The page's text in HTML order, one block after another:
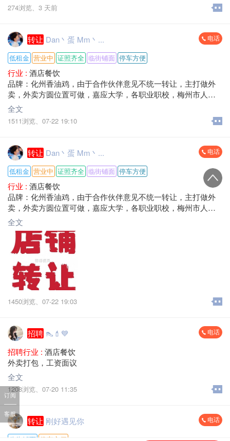
274浏览、 3 天前
转让 Dan丶蛋 Mm丶... 电话
低租金 营业中 证照齐全 临街铺面 停车方便
行业 : 酒店餐饮
品牌：化州香油鸡，由于合作伙伴意见不统一转让，主打做外
卖，外卖方圆位置可做，嘉应大学，各职业职校，梅州市人民
医院，每天单量100-200单，营业额1500-3000+，租金低，转让
费面议，接手就可营业。
地址：梅州市梅江区八一大道大浪口。
全文
1511浏览、 07-22 19:10
转让 Dan丶蛋 Mm丶... 电话
低租金 营业中 证照齐全 临街铺面 停车方便
行业 : 酒店餐饮
品牌：化州香油鸡，由于合作伙伴意见不统一转让，主打做外
卖，外卖方圆位置可做，嘉应大学，各职业职校，梅州市人民
医院，每天单量100-200单，营业额1500-3000+，租金低，转让
费面议，
地址：梅州市梅江区八一大道大浪口。
全文
1450浏览、 07-22 19:03
招聘 👠💄💙 电话
招聘行业 : 酒店餐饮
外卖打包，工资面议
全文
1208浏览、 07-20 11:35
转让 刚好遇见你 电话
订阅
客服